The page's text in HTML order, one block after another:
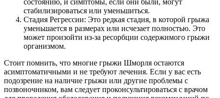
стабилизироваться или уменьшиться.
Стадия Регрессии: Это редкая стадия, в которой грыжа
уменьшается в размерах или исчезает полностью. Это
может произойти из-за ресорбции содержимого грыжи
организмом.
Стоит помнить, что многие грыжи Шморля остаются
асимптоматичными и не требуют лечения. Если у вас есть
подозрение на наличие грыжи или другие проблемы с
позвоночником, вам следует проконсультироваться с врачом